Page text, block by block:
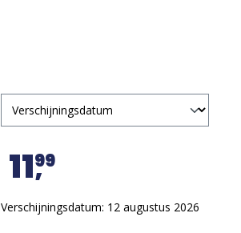
1199
Verschijningsdatum: 12 augustus 2026